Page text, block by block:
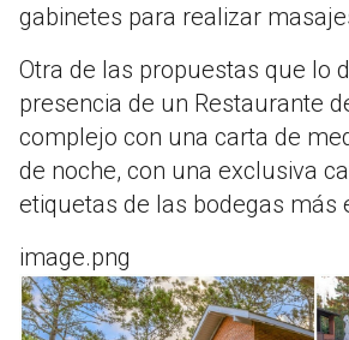
gabinetes para realizar
Otra de las propuestas que lo
presencia de un Restaurante
complejo con una carta de
de noche, con una exclusiva
etiquetas de las bodegas más
image.png